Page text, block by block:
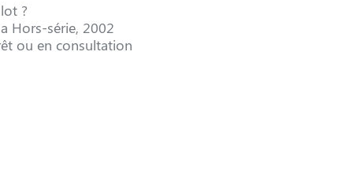
?
Hors-série, 2002
ou en consultation